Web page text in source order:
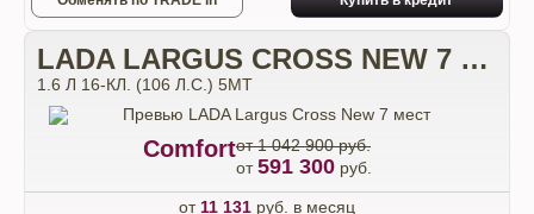
LADA LARGUS CROSS NEW 7 МЕСТ
1.6 Л 16-КЛ. (106 Л.С.) 5МТ
Comfortот 1 042 900 руб.
от591 300 руб.
от 11 131 руб. в месяц